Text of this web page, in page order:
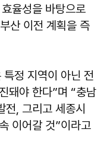
율성을 바탕으로
산 이전 계획을 즉
정 지역이 아닌 전
돼야 한다”며 “충남
전, 그리고 세종시
이어갈 것”이라고